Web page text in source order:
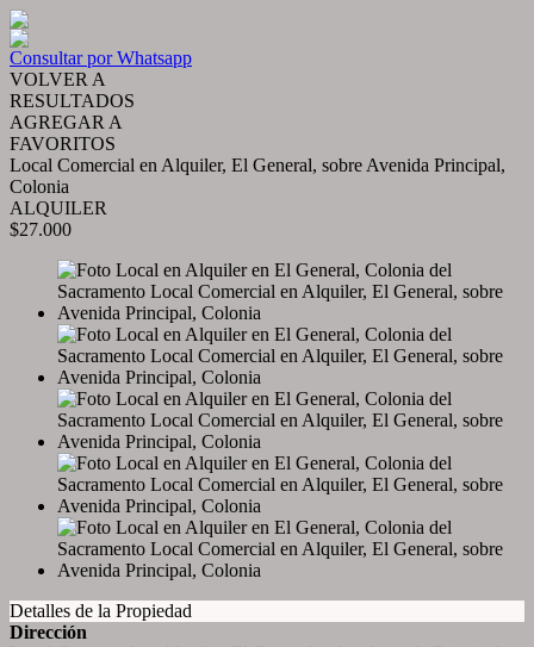
Consultar por Whatsapp
VOLVER A
RESULTADOS
AGREGAR A
FAVORITOS
Local Comercial en Alquiler, El General, sobre Avenida Principal,
Colonia
ALQUILER
$27.000
Detalles de la Propiedad
Dirección